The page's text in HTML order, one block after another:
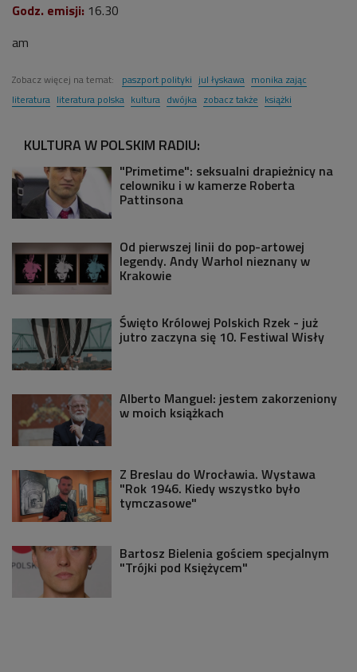
Godz. emisji: 16.30
am
Zobacz więcej na temat: paszport polityki jul łyskawa monika zając
literatura literatura polska kultura dwójka zobacz także książki
KULTURA W POLSKIM RADIU:
"Primetime": seksualni drapieżnicy na
celowniku i w kamerze Roberta
Pattinsona
Od pierwszej linii do pop-artowej
legendy. Andy Warhol nieznany w
Krakowie
Święto Królowej Polskich Rzek - już
jutro zaczyna się 10. Festiwal Wisły
Alberto Manguel: jestem zakorzeniony
w moich książkach
Z Breslau do Wrocławia. Wystawa
"Rok 1946. Kiedy wszystko było
tymczasowe"
Bartosz Bielenia gościem specjalnym
"Trójki pod Księżycem"